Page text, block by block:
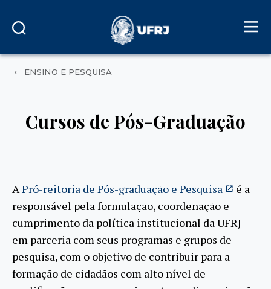
ENSINO E PESQUISA
Cursos de Pós-Graduação
APró-reitoria de Pós-graduação e Pesquisa
é a
responsável pela formulação, coordenação e
cumprimento da política institucional da UFRJ
em parceria com seus programas e grupos de
pesquisa, com o objetivo de contribuir para a
formação de cidadãos com alto nível de